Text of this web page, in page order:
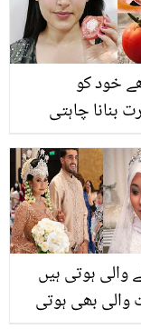
خود کو
بنانا چاہتی
سے رنگ
جلد کو چمکدار
والی ہوتی ہیں
والی بھی ہوتی